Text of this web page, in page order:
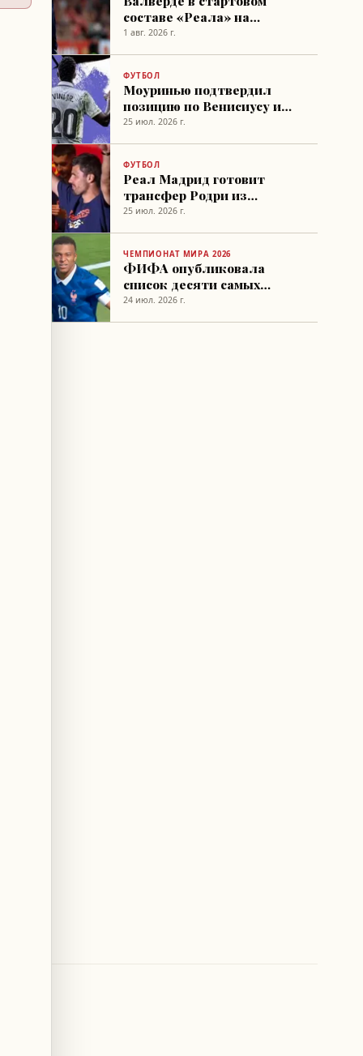
составе «Реала» на
товарищеском матче с
1 авг. 2026 г.
ФУТБОЛ
Моуринью подтвердил
позицию по Венисиусу и
настаивает на его
25 июл. 2026 г.
ФУТБОЛ
Реал Мадрид готовит
трансфер Родри из
Манчестер Сити
25 июл. 2026 г.
ЧЕМПИОНАТ МИРА 2026
ФИФА опубликовала
список десяти самых
быстрых футболистов
24 июл. 2026 г.